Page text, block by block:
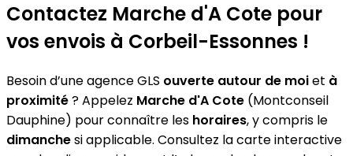
Contactez Marche d'A Cote pour
vos envois à Corbeil-Essonnes !
Besoin d’une agence GLS ouverte autour de moiet à
proximité? Appelez Marche d'A Cote (Montconseil
Dauphine) pour connaître les horaires, y compris le
dimanchesi applicable. Consultez la carte interactive